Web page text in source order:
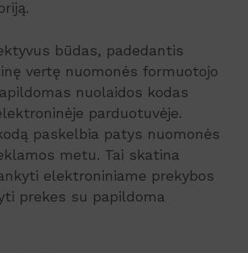
būdas, padedantis
vertę nuomonės formuotojo
nuolaidos kodas
parduotuvėje.
paskelbia patys nuomonės
metu. Tai skatina
elektroniniame prekybos
prekes su papildoma